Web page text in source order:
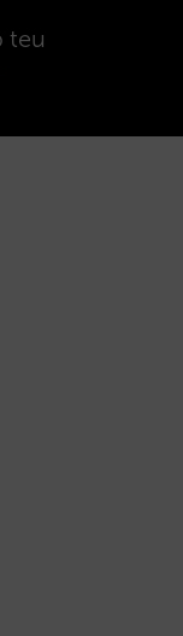
teu